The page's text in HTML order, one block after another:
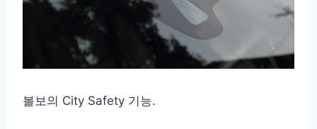
볼보의 City Safety 기능.